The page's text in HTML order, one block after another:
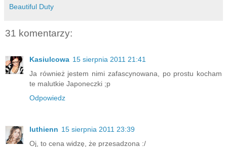
Beautiful Duty
31 komentarzy:
Kasiulcowa 15 sierpnia 2011 21:41
Ja również jestem nimi zafascynowana, po prostu kocham
te malutkie Japoneczki ;p
Odpowiedz
luthienn 15 sierpnia 2011 23:39
Oj, to cena widzę, że przesadzona :/